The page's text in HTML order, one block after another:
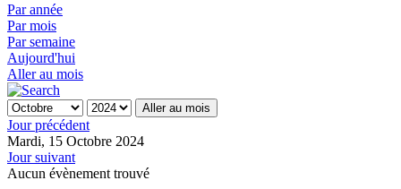
Par année
Par mois
Par semaine
Aujourd'hui
Aller au mois
Aller au mois
Jour précédent
Mardi, 15 Octobre 2024
Jour suivant
Aucun évènement trouvé